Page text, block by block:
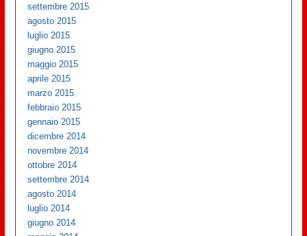
settembre 2015
agosto 2015
luglio 2015
giugno 2015
maggio 2015
aprile 2015
marzo 2015
febbraio 2015
gennaio 2015
dicembre 2014
novembre 2014
ottobre 2014
settembre 2014
agosto 2014
luglio 2014
giugno 2014